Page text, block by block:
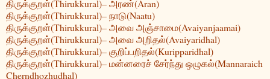
திருக்குறள்(Thirukkural)– அரண்(Aran)
திருக்குறள்(Thirukkural)– நாடு(Naatu)
திருக்குறள்(Thirukkural)– அவை அஞ்சாமை(Avaiyanjaamai)
திருக்குறள்(Thirukkural)– அவை அறிதல்(Avaiyaridhal)
திருக்குறள்(Thirukkural)– குறிப்பறிதல்(Kuripparidhal)
திருக்குறள்(Thirukkural)– மன்னரைச் சேர்ந்து ஒழுகல்(Mannaraich
Cherndhozhudhal)